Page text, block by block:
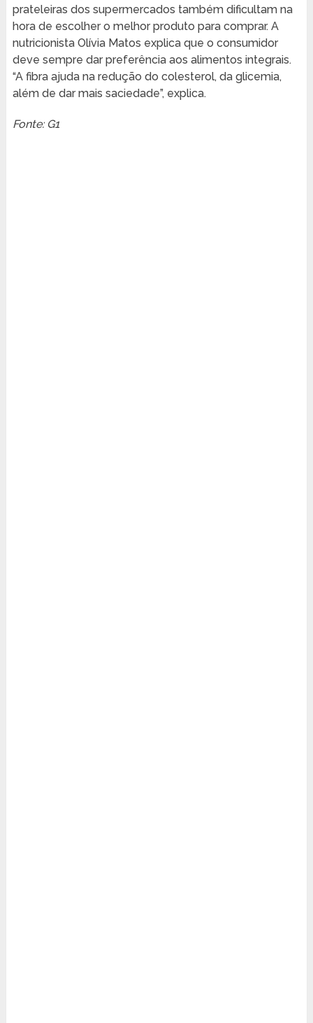
prateleiras dos supermercados também dificultam na
hora de escolher o melhor produto para comprar. A
nutricionista Olívia Matos explica que o consumidor
deve sempre dar preferência aos alimentos integrais.
“A fibra ajuda na redução do colesterol, da glicemia,
além de dar mais saciedade”, explica.
Fonte: G1